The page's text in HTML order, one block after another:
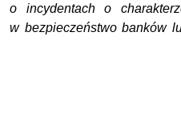
o incydentach o
w bezpieczeństwo banków